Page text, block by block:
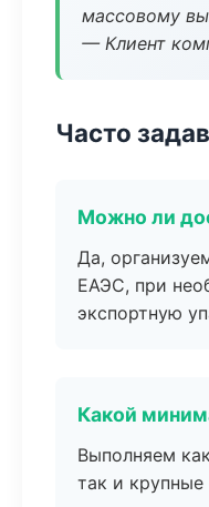
массовому
— Клиент
Часто
Можно ли
Да,
ЕАЭС, при
экспортную
Какой
Выполняем
так и